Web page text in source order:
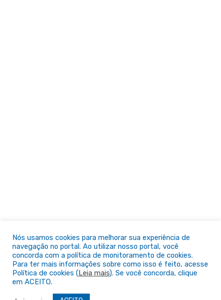
Nós usamos cookies para melhorar sua experiência de
navegação no portal. Ao utilizar nosso portal, você
concorda com a política de monitoramento de cookies.
Para ter mais informações sobre como isso é feito, acesse
Política de cookies (Leia mais). Se você concorda, clique
em ACEITO.